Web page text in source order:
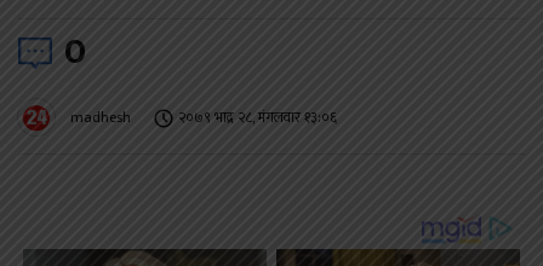
0
madhesh २०७९ भाद्र २८, मंगलवार १३:०६